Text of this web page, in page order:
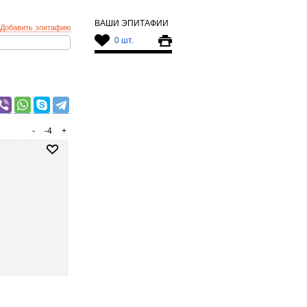
ВАШИ ЭПИТАФИИ
0 шт.
Добавить эпитафию
+
-4
-